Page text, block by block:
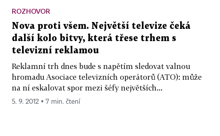
ROZHOVOR
Nova proti všem. Největší televize čeká
další kolo bitvy, která třese trhem s
televizní reklamou
Reklamní trh dnes bude s napětím sledovat valnou
hromadu Asociace televizních operátorů (ATO): může
na ní eskalovat spor mezi šéfy největších...
5. 9. 2012 ▪ 7 min. čtení